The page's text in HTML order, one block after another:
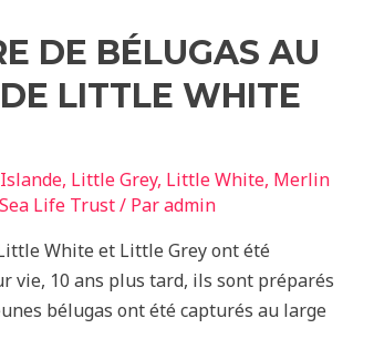
DE BÉLUGAS AU
LITTLE WHITE
Islande, Little Grey, Little White, Merlin
Sea Life Trust/ Paradmin
White et Little Grey ont été
vie, 10 ans plus tard, ils sont préparés
bélugas ont été capturés au large